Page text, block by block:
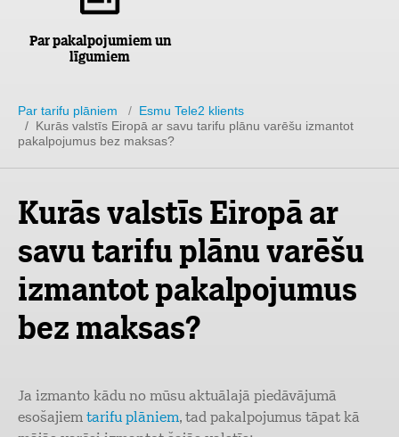
Par pakalpojumiem un
līgumiem
Par tarifu plāniem / Esmu Tele2 klients
/ Kurās valstīs Eiropā ar savu tarifu plānu varēšu izmantot
pakalpojumus bez maksas?
Kurās valstīs Eiropā ar
savu tarifu plānu varēšu
izmantot pakalpojumus
bez maksas?
Ja izmanto kādu no mūsu aktuālajā piedāvājumā
esošajiem tarifu plāniem, tad pakalpojumus tāpat kā